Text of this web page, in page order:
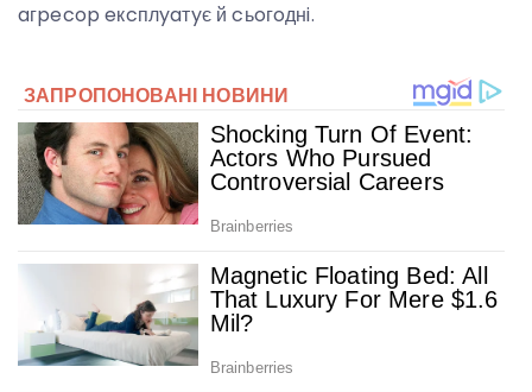
aгpecop eкcплyaтyє й cьoгoднi.